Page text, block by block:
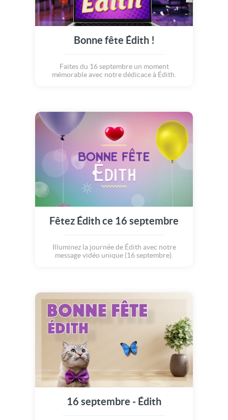
Bonne fête Édith !
Faites du 16 septembre un moment
mémorable avec notre dédicace à Édith.
Fêtez Édith ce 16 septembre
Illuminez la journée de Édith avec notre
message vidéo unique (16 septembre).
16 septembre - Édith